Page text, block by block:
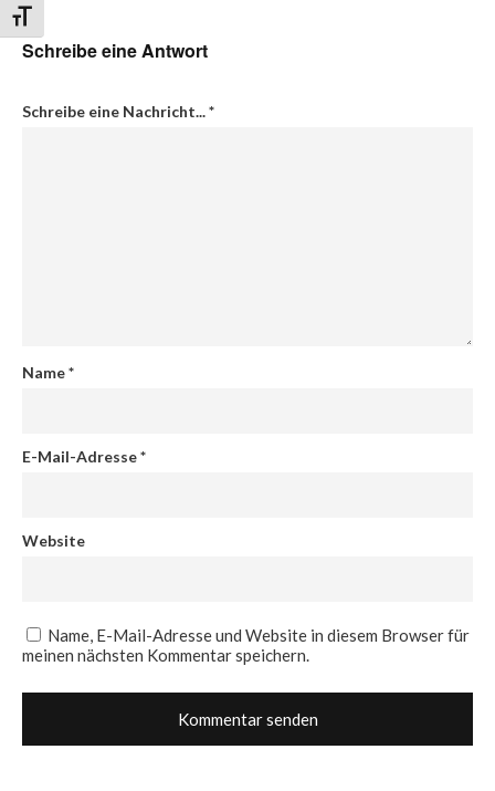
Schrift vergrößern
Schreibe eine Antwort
Schreibe eine Nachricht...*
Name*
E-Mail-Adresse*
Website
Name, E-Mail-Adresse und Website in diesem Browser für
meinen nächsten Kommentar speichern.